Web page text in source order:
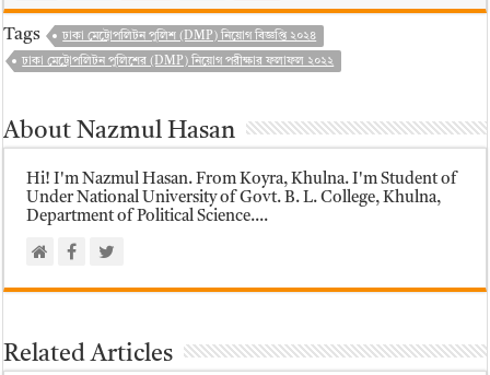
Tags ঢাকা মেট্রোপলিটন পুলিশ (DMP) নিয়োগ বিজ্ঞপ্তি ২০২৪
ঢাকা মেট্রোপলিটন পুলিশের (DMP) নিয়োগ পরীক্ষার ফলাফল ২০২২
About Nazmul Hasan
Hi! I'm Nazmul Hasan. From Koyra, Khulna. I'm Student of
Under National University of Govt. B. L. College, Khulna,
Department of Political Science....
Related Articles